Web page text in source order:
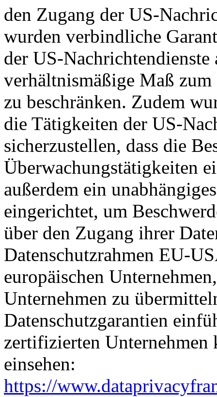
den Zugang der US-
wurden verbindliche
der US-
verhältnismäßige Maß
zu beschränken. Zudem
die Tätigkeiten der US-
sicherzustellen, dass die
Überwachungstätigkeiten
außerdem ein
eingerichtet, um
über den Zugang ihrer
Datenschutzrahmen EU-
europäischen
Unternehmen zu
Datenschutzgarantien
zertifizierten
einsehen:
https://